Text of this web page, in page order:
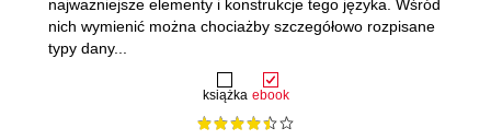
książka ebook
najważniejsze elementy i konstrukcje tego języka. Wśród
nich wymienić można chociażby szczegółowo rozpisane
typy dany...